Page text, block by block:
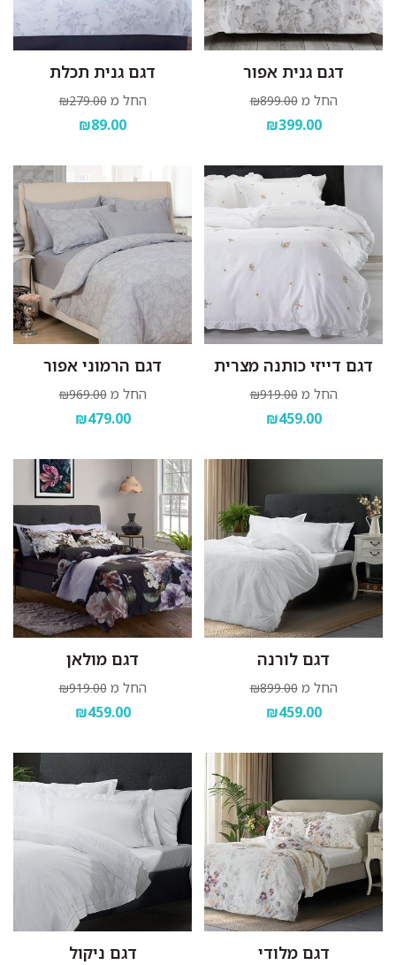
דגם גנית אפור
החל מ ₪899.00
₪399.00
דגם גנית תכלת
החל מ ₪279.00
₪89.00
דגם דייזי כותנה מצרית
החל מ ₪919.00
₪459.00
דגם הרמוני אפור
החל מ ₪969.00
₪479.00
דגם לורנה
החל מ ₪899.00
₪459.00
דגם מולאן
החל מ ₪919.00
₪459.00
דגם מלודי דגם ניקול